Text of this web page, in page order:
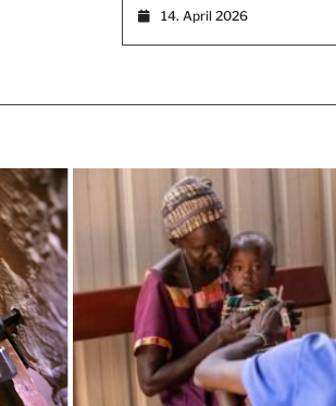
14. April 2026